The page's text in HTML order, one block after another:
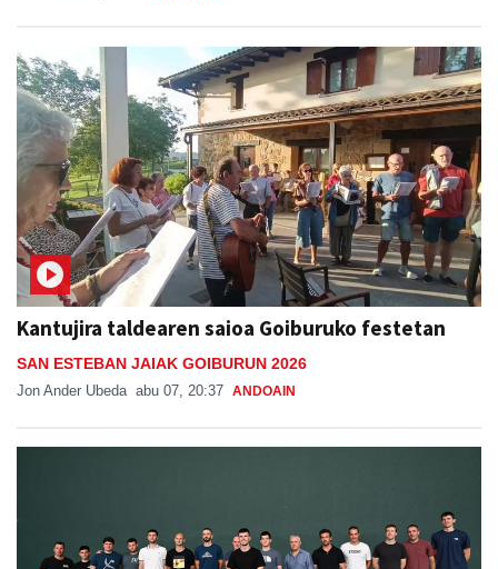
Kantujira taldearen saioa Goiburuko festetan
SAN ESTEBAN JAIAK GOIBURUN 2026
Jon Ander Ubeda abu 07, 20:37 ANDOAIN